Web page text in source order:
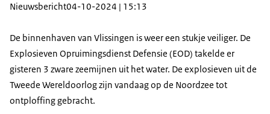
Nieuwsbericht04-10-2024 | 15:13
De binnenhaven van Vlissingen is weer een stukje veiliger. De
Explosieven Opruimingsdienst Defensie (EOD) takelde er
gisteren 3 zware zeemijnen uit het water. De explosieven uit de
Tweede Wereldoorlog zijn vandaag op de Noordzee tot
ontploffing gebracht.